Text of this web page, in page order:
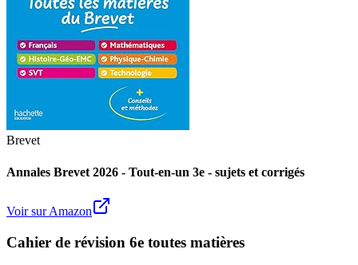
Brevet
Annales Brevet 2026 - Tout-en-un 3e - sujets et corrigés
Voir sur Amazon
Cahier de révision 6e toutes matières